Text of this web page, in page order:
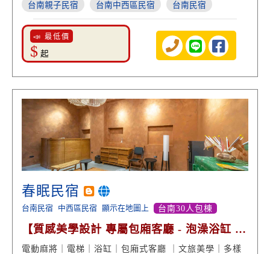
台南親子民宿 台南中西區民宿 台南民宿
📣 最低價
$ 起
春眠民宿
台南民宿 中西區民宿 顯示在地圖上 台南30人包棟
【質感美學設計 專屬包廂客廳 - 泡澡浴缸 貼
心電梯設備】
電動麻將｜電梯｜浴缸｜包廂式客廳 ｜文旅美學｜多樣